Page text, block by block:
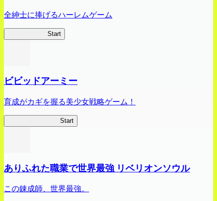
全紳士に捧げるハーレムゲーム
Start
ビビッドアーミー
育成がカギを握る美少女戦略ゲーム！
Start
ありふれた職業で世界最強 リベリオンソウル
この錬成師、世界最強。